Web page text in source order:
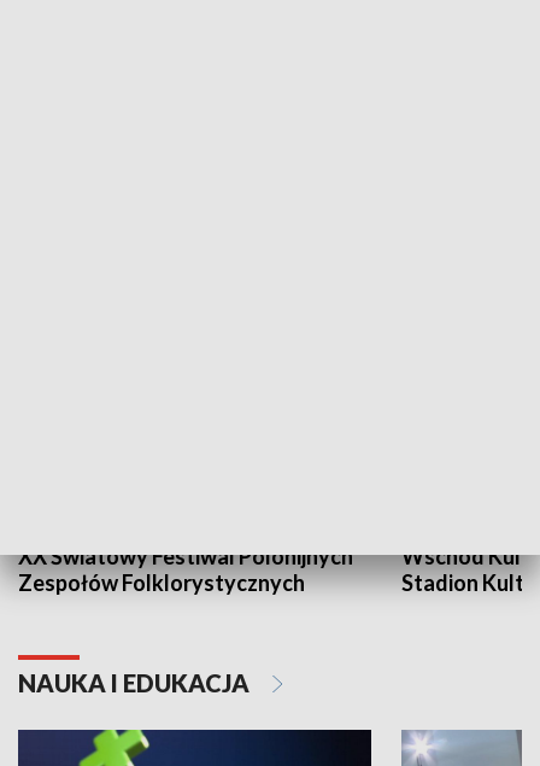
XX Światowy Festiwal Polonijnych
Zespołów Folklorystycznych
Wschód
Stadion
NAUKA I EDUKACJA